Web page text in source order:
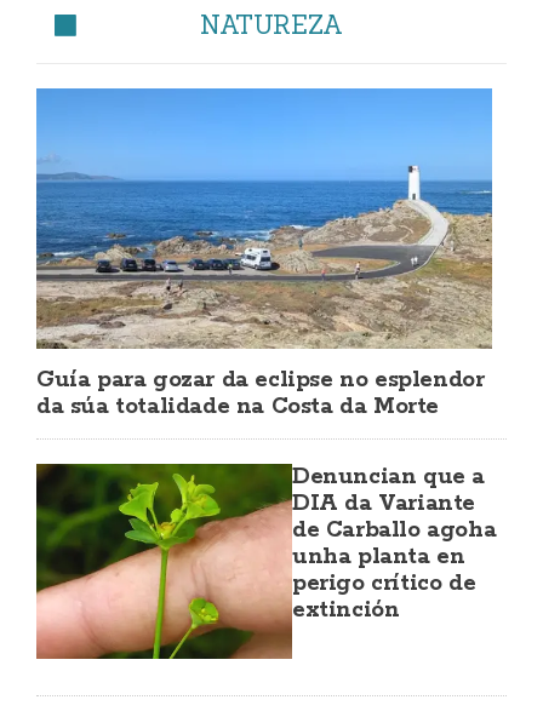
NATUREZA
Guía para gozar da eclipse no esplendor
da súa totalidade na Costa da Morte
Denuncian que a
DIA da Variante
de Carballo agoha
unha planta en
perigo crítico de
extinción